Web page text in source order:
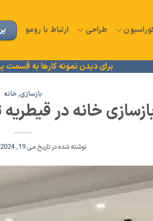
طراحی ارتباط با رومو
برای دیدن نمونه کارها به قسمت
بازسازی,خانه
خانه در
نوشته شده در تاریخمی 19, 2024